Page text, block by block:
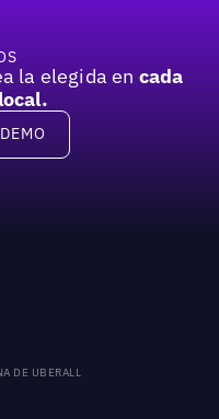
la elegida en cada
DE UBERALL